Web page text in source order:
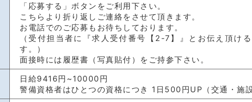
「応募する」ボタンをご利用下さい。
こちらより折り返しご連絡をさせて頂きます。
お電話でのご応募もお待ちしております。
（受付担当者に『求人受付番号【2-7】』とお伝え頂け
す。）
面接時には履歴書（写真貼付）をご持参下さい。
日給9416円~10000円
警備資格者はひとつの資格につき 1日500円UP（交通・施